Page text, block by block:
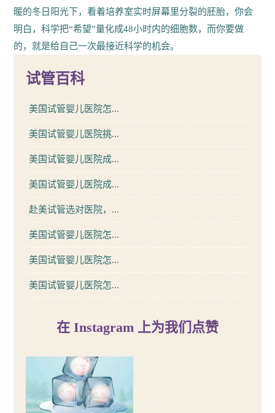
暖的冬日阳光下，看着培养室实时屏幕里分裂的胚胎，你会
明白，科学把“希望”量化成48小时内的细胞数，而你要做
的，就是给自己一次最接近科学的机会。
试管百科
美国试管婴儿医院怎...
美国试管婴儿医院挑...
美国试管婴儿医院成...
美国试管婴儿医院成...
赴美试管选对医院，...
美国试管婴儿医院怎...
美国试管婴儿医院怎...
美国试管婴儿医院怎...
在 Instagram 上为我们点赞